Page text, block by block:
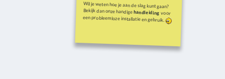
Wil je weten hoe je aan de slag kunt gaan?
Bekijk dan onze handigehandleiding voor
een probleemloze installatie en gebruik.